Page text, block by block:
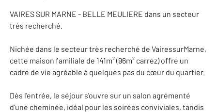
VAIRES SUR MARNE - BELLE MEULIERE dans un secteur
très recherché.
Nichée dans le secteur très recherché de VairessurMarne,
cette maison familiale de 141m² (96m² carrez) offre un
cadre de vie agréable à quelques pas du cœur du quartier.
Dès l'entrée, le séjour s'ouvre sur un salon agrémenté
d'une cheminée, idéal pour les soirées conviviales, tandis